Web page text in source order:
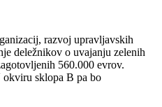
razvoj upravljavskih
deležnikov o uvajanju zelenih
560.000 evrov.
okviru sklopa B pa bo